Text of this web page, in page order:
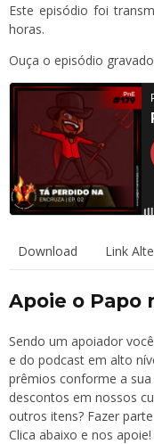
Este episódio foi
horas.
Ouça o episódio
Download Link
Apoie o Papo
Sendo um apoiador
e do podcast em alto
prêmios conforme a
descontos em nossos
outros itens? Fazer
Clica abaixo e nos apoie!